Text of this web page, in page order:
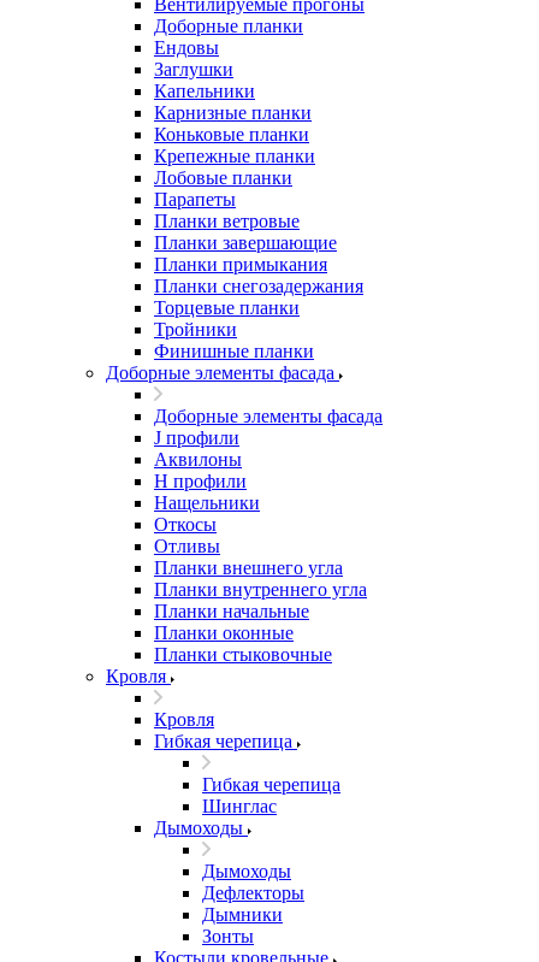
Вентилируемые прогоны
Доборные планки
Ендовы
Заглушки
Капельники
Карнизные планки
Коньковые планки
Крепежные планки
Лобовые планки
Парапеты
Планки ветровые
Планки завершающие
Планки примыкания
Планки снегозадержания
Торцевые планки
Тройники
Финишные планки
Доборные элементы фасада
Доборные элементы фасада
J профили
Аквилоны
Н профили
Нащельники
Откосы
Отливы
Планки внешнего угла
Планки внутреннего угла
Планки начальные
Планки оконные
Планки стыковочные
Кровля
Кровля
Гибкая черепица
Гибкая черепица
Шинглас
Дымоходы
Дымоходы
Дефлекторы
Дымники
Зонты
Костыли кровельные